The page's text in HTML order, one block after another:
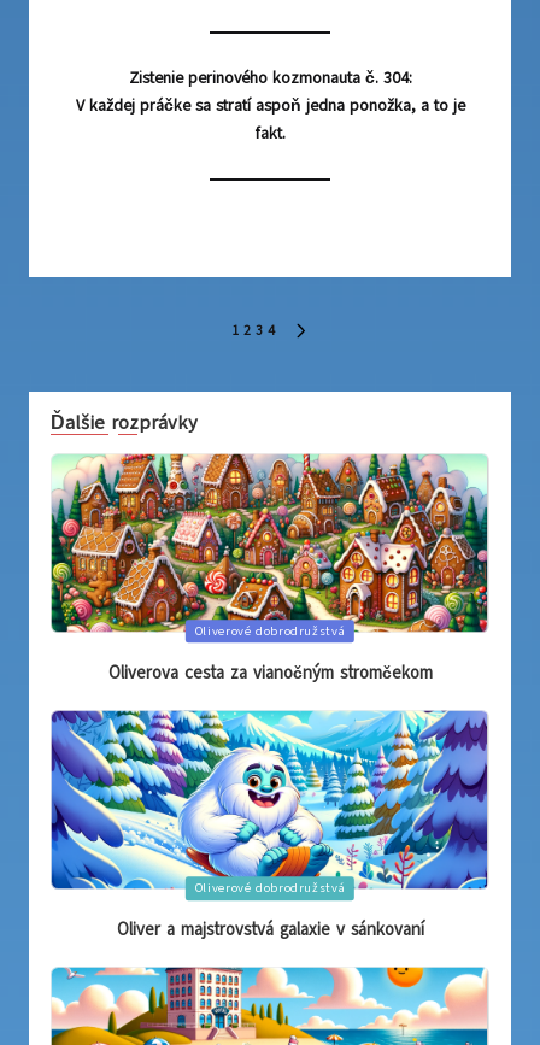
Zistenie perinového kozmonauta č. 304:
V každej práčke sa stratí aspoň jedna ponožka, a to je
fakt.
článkoch
1 2 3 4
Ďalšie rozprávky
Posted
Oliverové dobrodružstvá
Oliverova cesta za vianočným stromčekom
Posted
Oliverové dobrodružstvá
Oliver a majstrovstvá galaxie v sánkovaní